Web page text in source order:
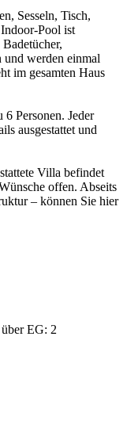
Sesseln, Tisch,
Pool ist
und werden einmal
im gesamten Haus
Personen. Jeder
ausgestattet und
Villa befindet
offen. Abseits
– können Sie hier
EG: 2